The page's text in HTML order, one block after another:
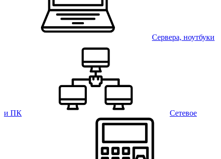
Сервера, ноутбуки
и ПК Сетевое